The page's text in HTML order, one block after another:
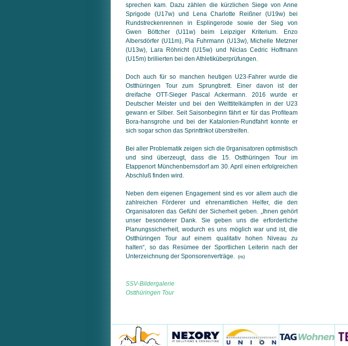
sprechen kam. Dazu zählen die kürzlichen Siege von Anne
Sprigode (U17w) und Lena Charlotte Reißner (U19w) bei
Rundstreckenrennen in Esplingerode sowie der Sieg von
Gwen Böttcher (U11w) beim Leipziger Kriterium. Enzo
Albersdörfer (U11m), Pia Fuhrmann (U13w), Michelle Metzner
(U13w), Lara Röhricht (U15w) und Niclas Cedric Hoffmann
(U15m) brillierten bei den Athletiküberprüfungen.
Doch auch für so manchen heutigen U23-Fahrer wurde die
Ostthüringen Tour zum Sprungbrett. Einer davon ist der
dreifache OTT-Sieger Pascal Ackermann. 2016 wurde er
Deutscher Meister und bei den Welttitelkämpfen in der U23
gewann er Silber. Seit Saisonbeginn fährt er für das Profiteam
Bora-hansgrohe und bei der Katalonien-Rundfahrt konnte er
sich sogar schon das Sprinttrikot überstreifen.
Bei aller Problematik zeigen sich die 0rganisatoren optimistisch
und sind überzeugt, dass die 15. Ostthüringen Tour im
Etappenort Münchenbernsdorf am 30. April einen erfolgreichen
Abschluß finden wird.
Neben dem eigenen Engagement sind es vor allem auch die
zahlreichen Förderer und ehrenamtlichen Helfer, die den
Organisatoren das Gefühl der Sicherheit geben. „Ihnen gehört
unser besonderer Dank. Sie geben uns die erforderliche
Planungssicherheit, wodurch es uns möglich war und ist, die
Ostthüringen Tour auf einem qualitativ hohen Niveau zu
halten“, so das Resümee der Sportlichen Leiterin nach der
Unterzeichnung der Sponsorenverträge. (rs)
SSV-Bildergalerie
Ostthüringen Tour